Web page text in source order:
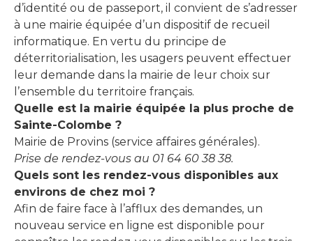
d’identité ou de passeport, il convient de s’adresser
à une mairie équipée d’un dispositif de recueil
informatique. En vertu du principe de
déterritorialisation, les usagers peuvent effectuer
leur demande dans la mairie de leur choix sur
l’ensemble du territoire français.
Quelle est la mairie équipée la plus proche de
Sainte-Colombe ?
Mairie de Provins (service affaires générales).
Prise de rendez-vous au 01 64 60 38 38.
Quels sont les rendez-vous disponibles aux
environs de chez moi ?
Afin de faire face à l’afflux des demandes, un
nouveau service en ligne est disponible pour